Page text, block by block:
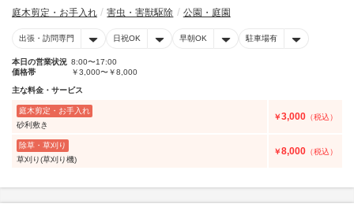
庭木剪定・お手入れ 害虫・害獣駆除 公園・庭園
出張・訪問専門 日祝OK 早朝OK 駐車場有
本日の営業状況 8:00〜17:00
価格帯
￥3,000〜￥8,000
主な料金・サービス
庭木剪定・お手入れ
砂利敷き
￥3,000 （税込）
除草・草刈り
草刈り(草刈り機)
￥8,000 （税込）